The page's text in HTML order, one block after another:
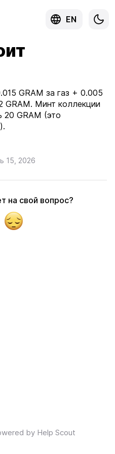
EN
GRAM за газ + 0.005
GRAM. Минт коллекции
20 GRAM (это
15, 2026
на свой вопрос?
No
by Help Scout